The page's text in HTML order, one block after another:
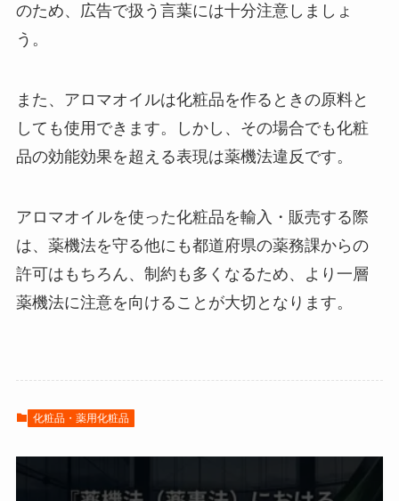
のため、広告で扱う言葉には十分注意しましょ
う。
また、アロマオイルは化粧品を作るときの原料と
しても使用できます。しかし、その場合でも化粧
品の効能効果を超える表現は薬機法違反です。
アロマオイルを使った化粧品を輸入・販売する際
は、薬機法を守る他にも都道府県の薬務課からの
許可はもちろん、制約も多くなるため、より一層
薬機法に注意を向けることが大切となります。
化粧品・薬用化粧品